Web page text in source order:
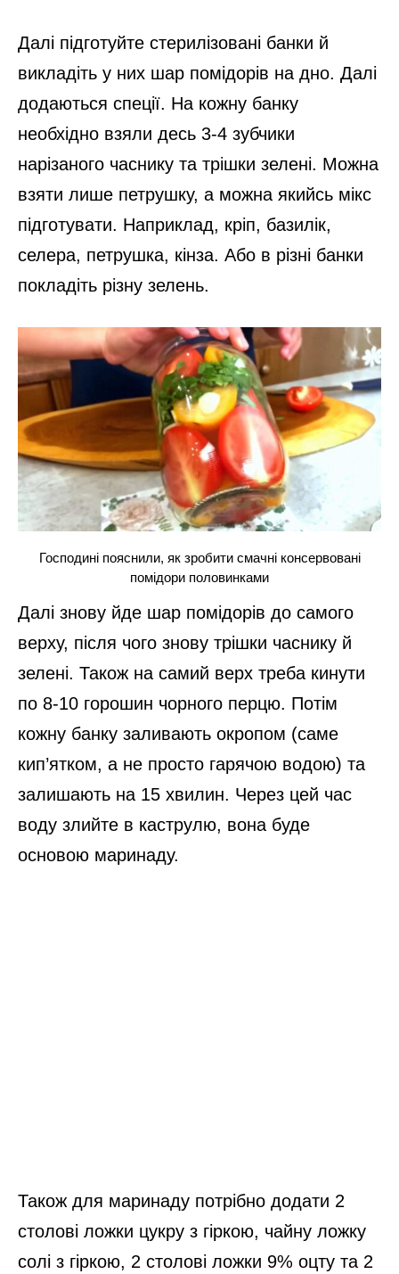
Далі підготуйте стерилізовані банки й
викладіть у них шар помідорів на дно. Далі
додаються спеції. На кожну банку
необхідно взяли десь 3-4 зубчики
нарізаного часнику та трішки зелені. Можна
взяти лише петрушку, а можна якийсь мікс
підготувати. Наприклад, кріп, базилік,
селера, петрушка, кінза. Або в різні банки
покладіть різну зелень.
Господині пояснили, як зробити смачні консервовані
помідори половинками
Далі знову йде шар помідорів до самого
верху, після чого знову трішки часнику й
зелені. Також на самий верх треба кинути
по 8-10 горошин чорного перцю. Потім
кожну банку заливають окропом (саме
кип’ятком, а не просто гарячою водою) та
залишають на 15 хвилин. Через цей час
воду злийте в каструлю, вона буде
основою маринаду.
Також для маринаду потрібно додати 2
столові ложки цукру з гіркою, чайну ложку
солі з гіркою, 2 столові ложки 9% оцту та 2